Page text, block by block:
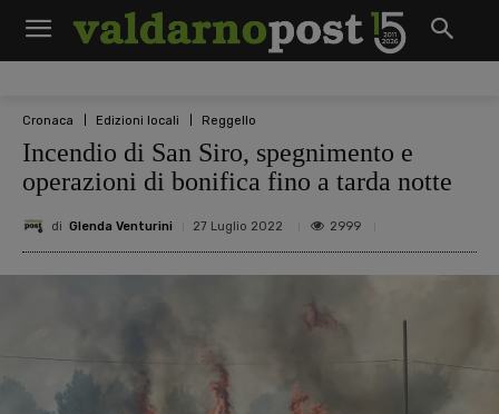
Cronaca Edizioni locali Reggello
Incendio di San Siro, spegnimento e
operazioni di bonifica fino a tarda notte
di Glenda Venturini 27 Luglio 2022 2999